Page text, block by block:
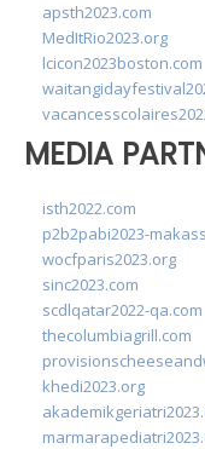
apsth2023.com
MedItRio2023.org
lcicon2023boston.com
MEDIA
isth2022.com
p2b2pabi2023-
wocfparis2023.org
sinc2023.com
scdlqatar2022-qa.com
thecolumbiagrill.com
khedi2023.org